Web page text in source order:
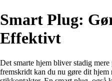
Smart Plug:
Effektivt
Det smarte hjem bliver stadig
fremskridt kan du nu gøre dit